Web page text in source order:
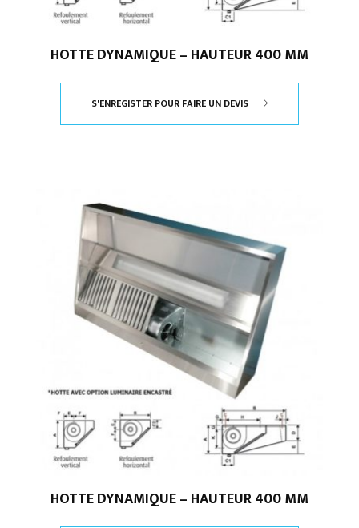
HOTTE DYNAMIQUE – HAUTEUR 400 MM
S'ENREGISTER POUR FAIRE UN DEVIS
HOTTE DYNAMIQUE – HAUTEUR 400 MM